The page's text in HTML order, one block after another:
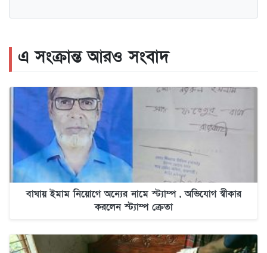
এ সংক্রান্ত আরও সংবাদ
বাঘায় ইমাম নিয়োগে অন্যের নামে স্ট্যাম্প , অভিযোগ স্বীকার
করলেন স্ট্যাম্প ক্রেতা